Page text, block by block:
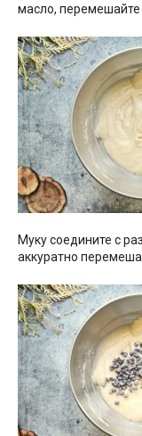
масло, перемешайте
Муку соедините с
аккуратно